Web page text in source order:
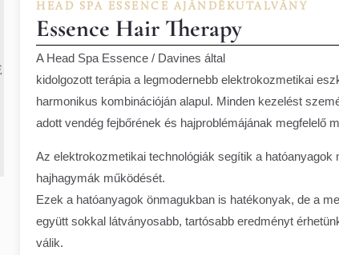
HEAD SPA ESSENCE AJÁNDÉKUTALVÁNY
Essence Hair Therapy
A Head Spa Essence / Davines által
kidolgozott terápia a legmodernebb elektrokozmetikai
harmonikus kombinációján alapul. Minden kezelést
adott vendég fejbőrének és hajproblémájának megfelelő
Az elektrokozmetikai technológiák segítik a
hajhagymák működését.
Ezek a hatóanyagok önmagukban is hatékonyak, de a
együtt sokkal látványosabb, tartósabb eredményt
válik.